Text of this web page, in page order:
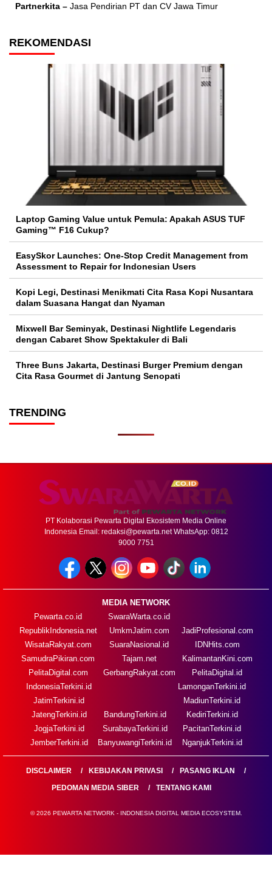
Partnerkita – Jasa Pendirian PT dan CV Jawa Timur
REKOMENDASI
Laptop Gaming Value untuk Pemula: Apakah ASUS TUF
Gaming™ F16 Cukup?
EasySkor Launches: One-Stop Credit Management from
Assessment to Repair for Indonesian Users
Kopi Legi, Destinasi Menikmati Cita Rasa Kopi Nusantara
dalam Suasana Hangat dan Nyaman
Mixwell Bar Seminyak, Destinasi Nightlife Legendaris
dengan Cabaret Show Spektakuler di Bali
Three Buns Jakarta, Destinasi Burger Premium dengan
Cita Rasa Gourmet di Jantung Senopati
TRENDING
PT Kolaborasi Pewarta Digital Ekosistem Media Online
Indonesia Email: redaksi@pewarta.netWhatsApp: 0812
9000 7751
MEDIA NETWORK
Pewarta.co.id
RepublikIndonesia.net
WisataRakyat.com
SamudraPikiran.com
PelitaDigital.com
SwaraWarta.co.id
UmkmJatim.com
SuaraNasional.id
Tajam.net
GerbangRakyat.com
JadiProfesional.com
IDNHits.com
KalimantanKini.com
PelitaDigital.id
IndonesiaTerkini.id
JatimTerkini.id
JatengTerkini.id
JogjaTerkini.id
JemberTerkini.id
BandungTerkini.id
SurabayaTerkini.id
BanyuwangiTerkini.id
LamonganTerkini.id
MadiunTerkini.id
KediriTerkini.id
PacitanTerkini.id
NganjukTerkini.id
DISCLAIMER KEBIJAKAN PRIVASI
PASANG IKLAN
PEDOMAN MEDIA SIBER
TENTANG KAMI
© 2026 PEWARTA NETWORK - INDONESIA DIGITAL MEDIA ECOSYSTEM.